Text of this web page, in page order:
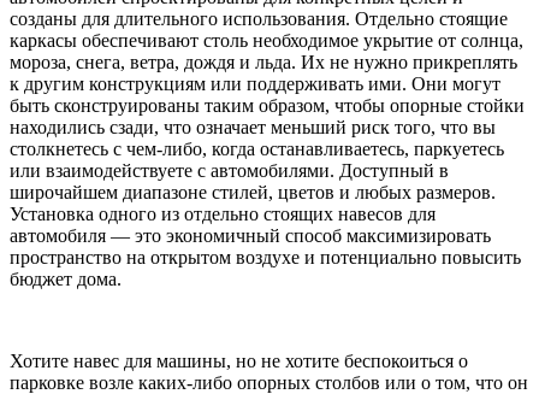
созданы для длительного использования. Отдельно стоящие
каркасы обеспечивают столь необходимое укрытие от солнца,
мороза, снега, ветра, дождя и льда. Их не нужно прикреплять
к другим конструкциям или поддерживать ими. Они могут
быть сконструированы таким образом, чтобы опорные стойки
находились сзади, что означает меньший риск того, что вы
столкнетесь с чем-либо, когда останавливаетесь, паркуетесь
или взаимодействуете с автомобилями. Доступный в
широчайшем диапазоне стилей, цветов и любых размеров.
Установка одного из отдельно стоящих навесов для
автомобиля — это экономичный способ максимизировать
пространство на открытом воздухе и потенциально повысить
бюджет дома.
Хотите навес для машины, но не хотите беспокоиться о
парковке возле каких-либо опорных столбов или о том, что он